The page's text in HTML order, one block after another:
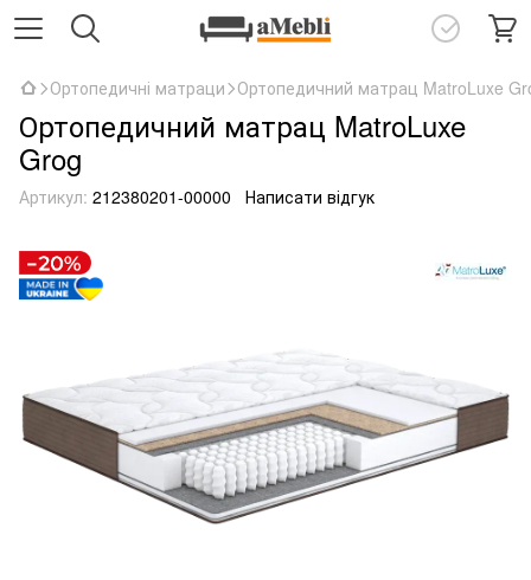
Ортопедичні матраци Ортопедичний матрац MatroLuxe
Ортопедичний матрац MatroLuxe
Grog
Артикул: 212380201-00000 Написати відгук